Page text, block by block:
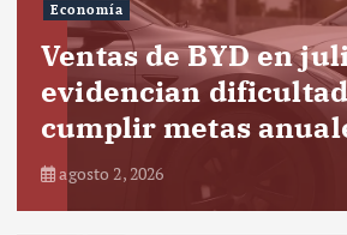
Economía
Ventas de BYD en
evidencian
cumplir metas
agosto 2, 2026